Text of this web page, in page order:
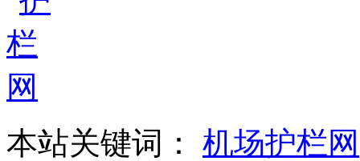
本站关键词： 机场护栏网